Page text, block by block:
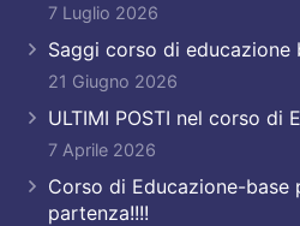
7 Luglio 2026
Saggi corso di educazione
21 Giugno 2026
ULTIMI POSTI nel corso di
7 Aprile 2026
Corso di Educazione-base
partenza!!!!